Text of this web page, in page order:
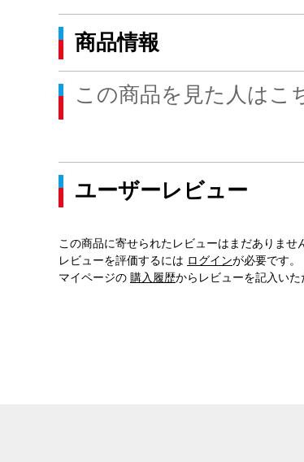
商品情報
この商品を見た人はこ
ユーザーレビュー
この商品に寄せられたレビューはまだありませ
レビューを評価するには ログインが必要です。
マイページの 購入履歴からレビューを記入いた